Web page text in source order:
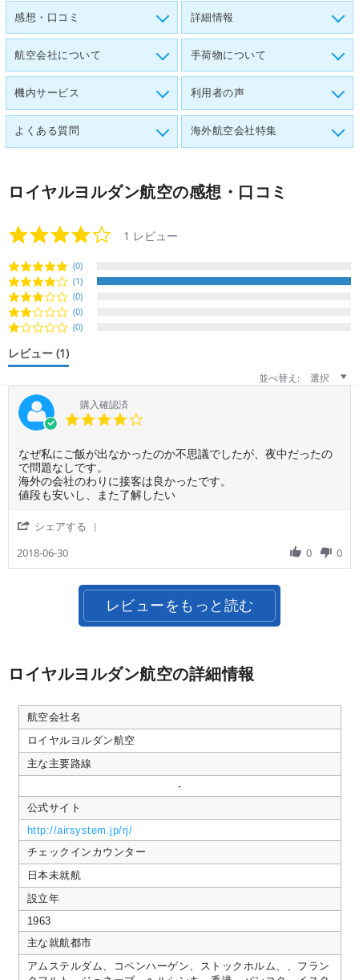
感想・口コミ 詳細情報
航空会社について 手荷物について
機内サービス 利用者の声
よくある質問 海外航空会社特集
ロイヤルヨルダン航空の感想・口コミ
4.0
star
1 レビュー
(0)
(1)
(0)
(0)
(0)
レビュー (1)
並べ替え:
選択
購入確認済
Review
by
ご
利
者
様
on
30
review
stating
私
だ
な
ぜ
か
ご
よ
し！
なぜ私にご飯が出なかったのか不思議でしたが、夜中だったの
で問題なしです。
海外の会社のわりに接客は良かったです。
値段も安いし、また了解したい
シェアする
by
利
用
者
Jun
2018-06-30 0 0
レビューをもっと読む
ロイヤルヨルダン航空の詳細情報
航空会社名
ロイヤルヨルダン航空
主な主要路線
-
公式サイト
http://airsystem.jp/rj/
チェックインカウンター
日本未就航
設立年
1963
主な就航都市
アムステルダム、コペンハーゲン、ストックホルム、、フラン